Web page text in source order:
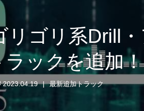
ゴリ系Drill
ックを追加！
2023.04.19 最新追加トラック